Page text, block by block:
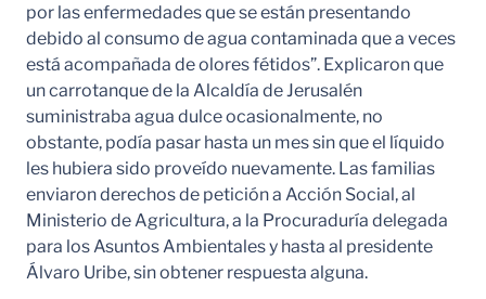
por las enfermedades que se están presentando
debido al consumo de agua contaminada que a veces
está acompañada de olores fétidos”. Explicaron que
un carrotanque de la Alcaldía de Jerusalén
suministraba agua dulce ocasionalmente, no
obstante, podía pasar hasta un mes sin que el líquido
les hubiera sido proveído nuevamente. Las familias
enviaron derechos de petición a Acción Social, al
Ministerio de Agricultura, a la Procuraduría delegada
para los Asuntos Ambientales y hasta al presidente
Álvaro Uribe, sin obtener respuesta alguna.